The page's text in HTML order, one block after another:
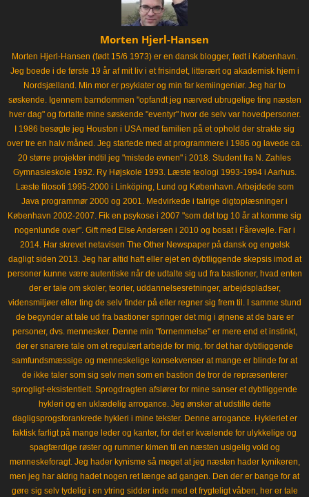
Morten Hjerl-Hansen
Morten Hjerl-Hansen (født 15/6 1973) er en dansk blogger, født i København.
Jeg boede i de første 19 år af mit liv i et frisindet, litterært og akademisk hjem i
Nordsjælland. Min mor er psykiater og min far kemiingeniør. Jeg har to
søskende. Igennem barndommen "opfandt jeg nærved ubrugelige ting næsten
hver dag" og fortalte mine søskende "eventyr" hvor de selv var hovedpersoner.
I 1986 besøgte jeg Houston i USA med familien på et ophold der strakte sig
over tre en halv måned. Jeg startede med at programmere i 1986 og lavede ca.
20 større projekter indtil jeg "mistede evnen" i 2018. Student fra N. Zahles
Gymnasieskole 1992. Ry Højskole 1993. Læste teologi 1993-1994 i Aarhus.
Læste filosofi 1995-2000 i Linköping, Lund og København. Arbejdede som
Java programmør 2000 og 2001. Medvirkede i talrige digtoplæsninger i
København 2002-2007. Fik en psykose i 2007 "som det tog 10 år at komme sig
nogenlunde over". Gift med Else Andersen i 2010 og bosat i Fårevejle. Far i
2014. Har skrevet netavisen The Other Newspaper på dansk og engelsk
dagligt siden 2013. Jeg har altid haft eller ejet en dybtliggende skepsis imod at
personer kunne være autentiske når de udtalte sig ud fra bastioner, hvad enten
der er tale om skoler, teorier, uddannelsesretninger, arbejdspladser,
vidensmiljøer eller ting de selv finder på eller regner sig frem til. I samme stund
de begynder at tale ud fra bastioner springer det mig i øjnene at de bare er
personer, dvs. mennesker. Denne min "fornemmelse" er mere end et instinkt,
der er snarere tale om et regulært arbejde for mig, for det har dybtliggende
samfundsmæssige og menneskelige konsekvenser at mange er blinde for at
de ikke taler som sig selv men som en bastion de tror de repræsenterer
sprogligt-eksistentielt. Sprogdragten afslører for mine sanser et dybtliggende
hykleri og en uklædelig arrogance. Jeg ønsker at udstille dette
dagligsprogsforankrede hykleri i mine tekster. Denne arrogance. Hykleriet er
faktisk farligt på mange leder og kanter, for det er kvælende for ulykkelige og
spagfærdige røster og rummer kimen til en næsten usigelig vold og
menneskeforagt. Jeg hader kynisme så meget at jeg næsten hader kynikeren,
men jeg har aldrig hadet nogen ret længe ad gangen. Den der er bange for at
gøre sig selv tydelig i en ytring sidder inde med et frygteligt våben, her er tale